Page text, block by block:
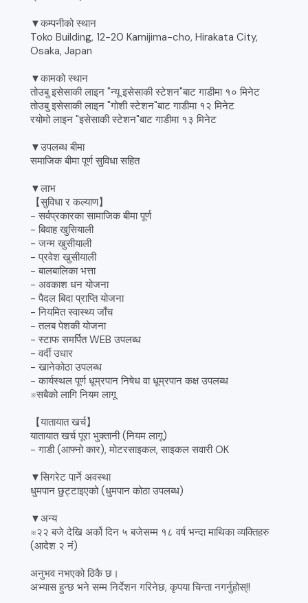
▼कम्पनीको स्थान
Toko Building, 12-20 Kamijima-cho, Hirakata City,
Osaka, Japan
▼कामको स्थान
तोउबु इसेसाकी लाइन "न्यू इसेसाकी स्टेशन"बाट गाडीमा १० मिनेट
तोउबु इसेसाकी लाइन "गोशी स्टेशन"बाट गाडीमा १२ मिनेट
रयोमो लाइन "इसेसाकी स्टेशन"बाट गाडीमा १३ मिनेट
▼उपलब्ध बीमा
समाजिक बीमा पूर्ण सुविधा सहित
▼लाभ
【सुविधा र कल्याण】
- सर्वप्रकारका सामाजिक बीमा पूर्ण
- बिवाह खुसियाली
- जन्म खुसीयाली
- प्रवेश खुसीयाली
- बालबालिका भत्ता
- अवकाश धन योजना
- पैदल बिदा प्राप्ति योजना
- नियमित स्वास्थ्य जाँच
- तलब पेशकी योजना
- स्टाफ समर्पित WEB उपलब्ध
- वर्दी उधार
- खानेकोठा उपलब्ध
- कार्यस्थल पूर्ण धूम्रपान निषेध वा धूम्रपान कक्ष उपलब्ध
※सबैको लागि नियम लागू
【यातायात खर्च】
यातायात खर्च पूरा भुक्तानी (नियम लागू)
- गाडी (आफ्नो कार), मोटरसाइकल, साइकल सवारी OK
▼सिगरेट पार्ने अवस्था
धुमपान छुट्टाइएको (धुमपान कोठा उपलब्ध)
▼अन्य
※२२ बजे देखि अर्को दिन ५ बजेसम्म १८ वर्ष भन्दा माथिका व्यक्तिहरु
(आदेश २ नं)
अनुभव नभएको ठिकै छ।
अभ्यास हुन्छ भने सम्म निर्देशन गरिनेछ, कृपया चिन्ता नगर्नुहोस्!!